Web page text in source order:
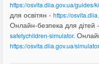
https://osvita.diia.gov.ua/guides/
для освітян -https://
Онлайн-безпека для дітей
safetychildren-simulator.
https://osvita.diia.gov.ua/